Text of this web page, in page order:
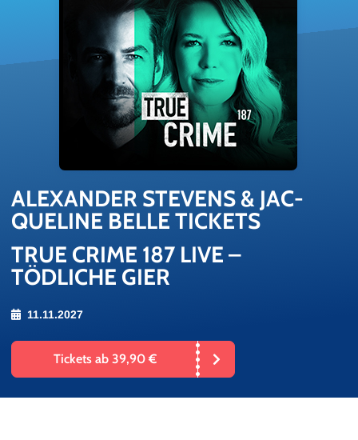
ALEX­AN­DER STE­VENS & JAC­
QUE­LINE BELLE TI­CKETS
TRUE CRIME 187 LIVE –
TÖDLICHE GIER
11.11.2027
Tickets ab 39,90 €